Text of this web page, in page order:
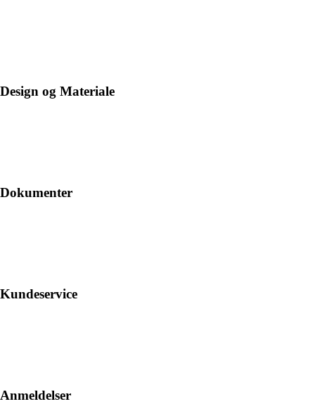
Design og Materiale
Dokumenter
Kundeservice
Anmeldelser